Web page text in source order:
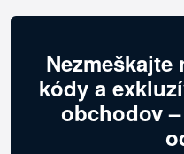
Nezmeškajte
kódy a
obchodov